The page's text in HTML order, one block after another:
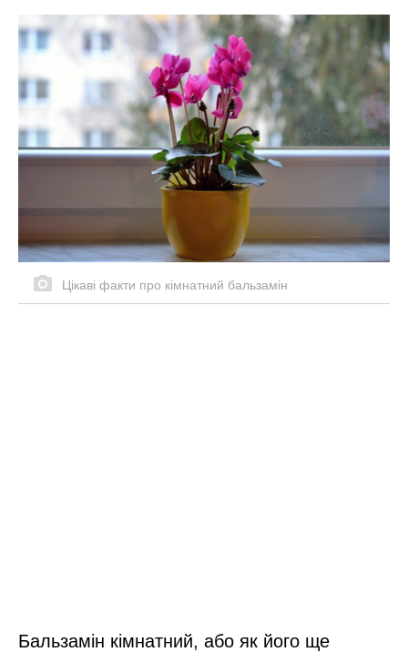
Цікаві факти про кімнатний бальзамін
Бальзамін кімнатний, або як його ще